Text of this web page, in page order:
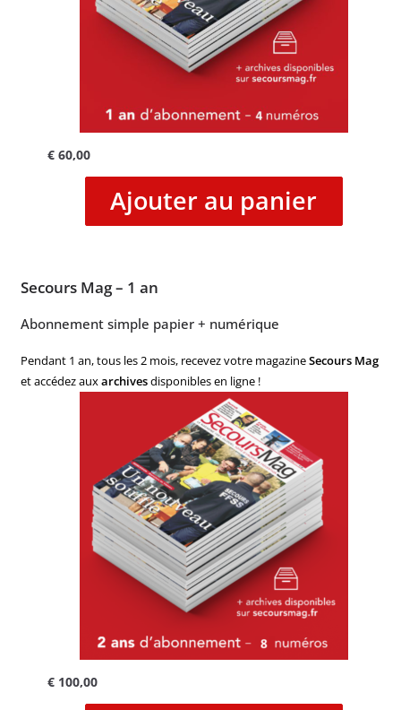
€60,00
Ajouter au panier
Secours Mag – 1 an
Abonnement simple papier + numérique
Pendant 1 an, tous les 2 mois, recevez votre magazineSecours Mag
et accédez auxarchivesdisponibles en ligne !
€100,00